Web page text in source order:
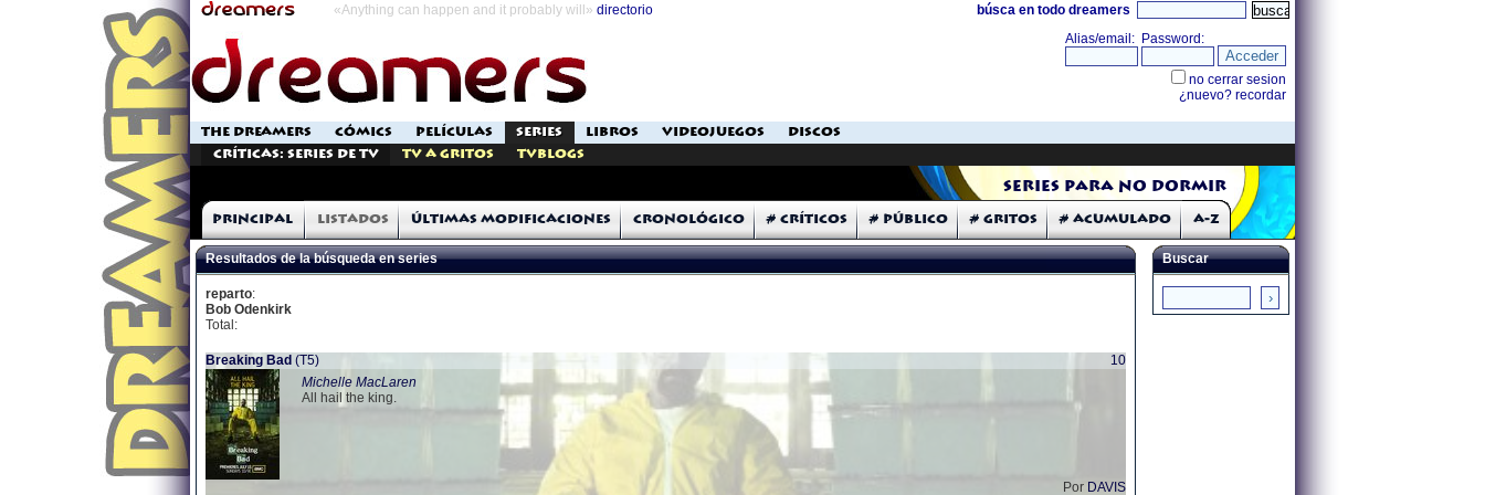
«Anything can happen and it probably will» directorio búsca en todo dreamers
THE DREAMERS CÓMICS PELÍCULAS SERIES LIBROS VIDEOJUEGOS
DISCOS
Críticas: Series de TV
TV a Gritos TVblogs
Series para no dormir
Principal Listados Últimas modificaciones Cronológico # Críticos # Público # Gritos # Acumulado A-Z
Resultados de la búsqueda en series
reparto:
Bob Odenkirk
Total:
Breaking Bad (T5)
10
Michelle MacLaren
All hail the king.
Por DAVIS
Buscar